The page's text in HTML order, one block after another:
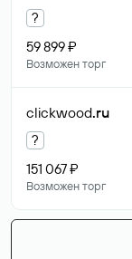
?
59 899 ₽
Возможен торг
clickwood.ru
?
151 067 ₽
Возможен торг